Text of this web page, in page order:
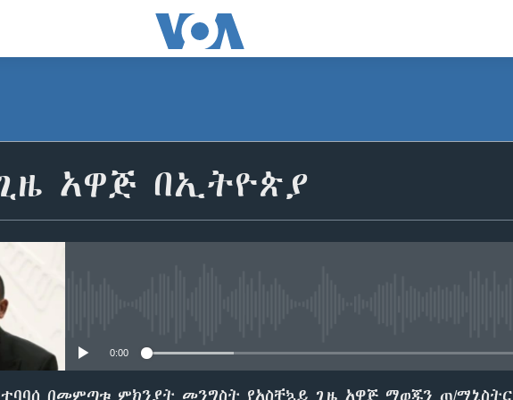
አዋጅ በኢትዮጵያ
0:00
በመምጣቱ ምክንያት መንግስት የአስቸኳይ ጊዜ አዋጅ ማወጁን ጠ/ሚኒስትር